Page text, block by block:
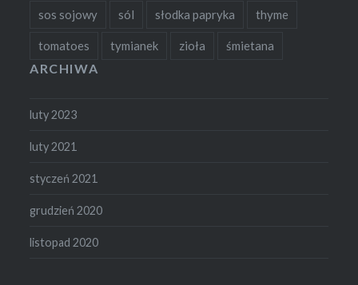
sos sojowy sól słodka papryka thyme
tomatoes tymianek zioła śmietana
ARCHIWA
luty 2023
luty 2021
styczeń 2021
grudzień 2020
listopad 2020